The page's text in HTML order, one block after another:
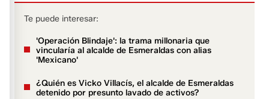
Te puede interesar:
'Operación Blindaje': la trama millonaria que
vincularía al alcalde de Esmeraldas con alias
'Mexicano'
¿Quién es Vicko Villacís, el alcalde de Esmeraldas
detenido por presunto lavado de activos?